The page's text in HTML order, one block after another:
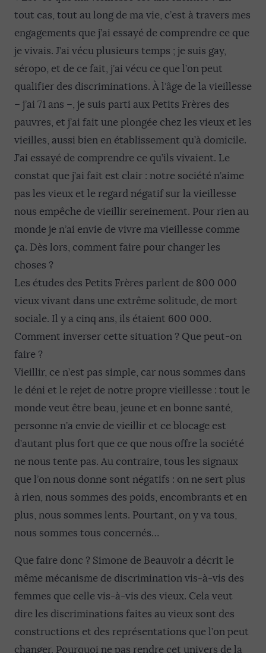
tout cas, tout au long de ma vie, c’est à travers mes
engagements que j’ai essayé de comprendre ce que
je vivais. J’ai vécu plusieurs temps ; je suis gay,
séropo, et de ce fait, j’ai vécu ce que l’on peut
qualifier des discriminations. À l’âge de la vieillesse
– j’ai 71 ans –, je suis parti aux Petits Frères des
pauvres, et j’ai fait une plongée chez les vieux et les
vieilles, aussi bien en établissement qu’à domicile.
J’ai essayé de comprendre ce qu’ils vivaient. Le
constat que j’ai fait est clair : notre société n’aime
pas les vieux et le regard négatif sur la vieillesse
nous empêche de vieillir sereinement. Pour rien au
monde je n’ai envie de vivre ma vieillesse comme
ça. Dès lors, comment faire pour changer les
choses ?
Les études des Petits Frères parlent de 800 000
vieux vivant dans une extrême solitude, de mort
sociale. Il y a cinq ans, ils étaient 600 000.
Comment inverser cette situation ? Que peut-on
faire ?
Vieillir, ce n’est pas simple, car nous sommes dans
le déni et le rejet de notre propre vieillesse : tout le
monde veut être beau, jeune et en bonne santé,
personne n’a envie de vieillir et ce blocage est
d’autant plus fort que ce que nous offre la société
ne nous tente pas. Au contraire, tous les signaux
que l’on nous donne sont négatifs : on ne sert plus
à rien, nous sommes des poids, encombrants et en
plus, nous sommes lents. Pourtant, on y va tous,
nous sommes tous concernés…
Que faire donc ? Simone de Beauvoir a décrit le
même mécanisme de discrimination vis-à-vis des
femmes que celle vis-à-vis des vieux. Cela veut
dire les discriminations faites au vieux sont des
constructions et des représentations que l’on peut
changer. Pourquoi ne pas rendre cet univers de la